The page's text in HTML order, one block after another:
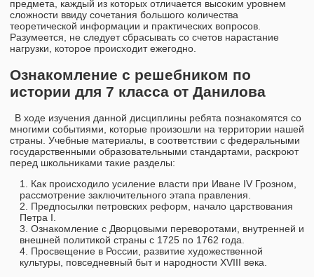
предмета, каждый из которых отличается высоким уровнем
сложности ввиду сочетания большого количества
теоретической информации и практических вопросов.
Разумеется, не следует сбрасывать со счетов нарастание
нагрузки, которое происходит ежегодно.
Ознакомление с решебником по
истории для 7 класса от Данилова
В ходе изучения данной дисциплины ребята познакомятся со
многими событиями, которые произошли на территории нашей
страны. Учебные материалы, в соответствии с федеральными
государственными образовательными стандартами, раскроют
перед школьниками такие разделы:
Как происходило усиление власти при Иване IV Грозном,
рассмотрение заключительного этапа правления.
Предпосылки петровских реформ, начало царствования
Петра I.
Ознакомление с Дворцовыми переворотами, внутренней и
внешней политикой страны с 1725 по 1762 года.
Просвещение в России, развитие художественной
культуры, повседневный быт и народности XVIII века.